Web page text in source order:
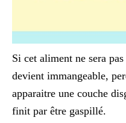
Si cet aliment ne sera
devient immangeable,
apparaitre une couche
finit par être gaspillé.